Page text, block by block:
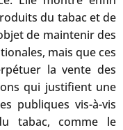
du tabac et de
de maintenir des
mais que ces
la vente des
qui justifient une
publiques vis-à-vis
tabac, comme le